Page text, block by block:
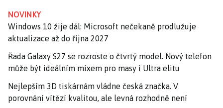
NOVINKY
Windows 10 žije dál: Microsoft nečekaně prodlužuje
aktualizace až do října 2027
Řada Galaxy S27 se rozroste o čtvrtý model. Nový telefon
může být ideálním mixem pro masy i Ultra elitu
Nejlepším 3D tiskárnám vládne česká značka. V
porovnání vítězí kvalitou, ale levná rozhodně není